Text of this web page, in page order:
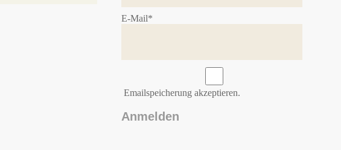
E-Mail*
Emailspeicherung akzeptieren.